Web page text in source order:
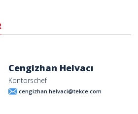
Cengizhan Helvacı
Kontorschef
cengizhan.helvaci@tekce.com